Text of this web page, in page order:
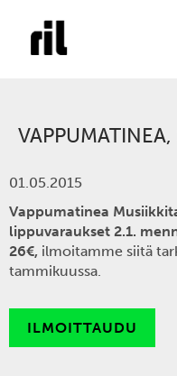
01.05.2015
Vappumatinea
lippuvaraukset 2.1.
26€, ilmoitamme siitä
tammikuussa.
ILMOITTAUDU